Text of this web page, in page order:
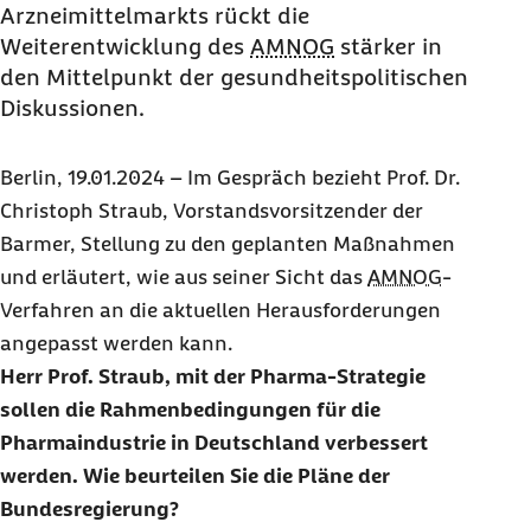
Arzneimittelmarkts rückt die
Weiterentwicklung des AMNOG stärker in
den Mittelpunkt der gesundheitspolitischen
Diskussionen.
Berlin, 19.01.2024 – Im Gespräch bezieht Prof. Dr.
Christoph Straub, Vorstandsvorsitzender der
Barmer, Stellung zu den geplanten Maßnahmen
und erläutert, wie aus seiner Sicht das AMNOG-
Verfahren an die aktuellen Herausforderungen
angepasst werden kann.
Herr Prof. Straub, mit der Pharma-Strategie
sollen die Rahmenbedingungen für die
Pharmaindustrie in Deutschland verbessert
werden. Wie beurteilen Sie die Pläne der
Bundesregierung?